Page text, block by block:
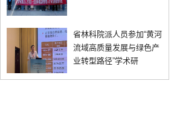
省林科院派人员参加“黄河
流域高质量发展与绿色产
业转型路径”学术研